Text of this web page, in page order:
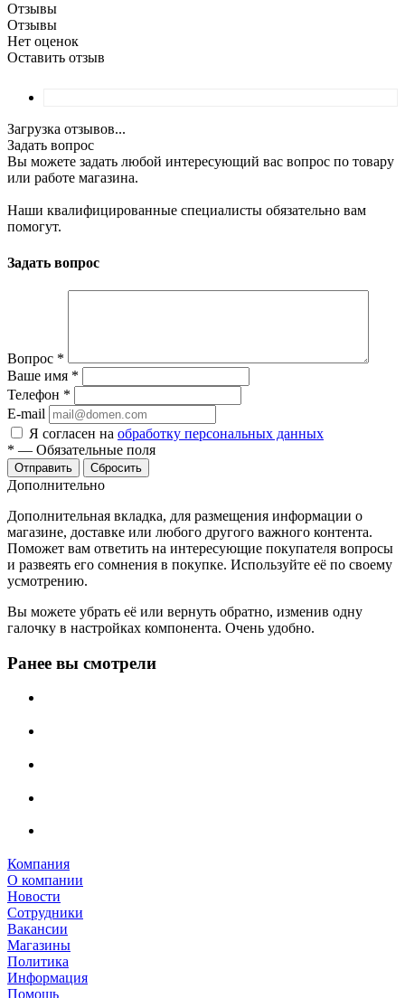
Отзывы
Отзывы
Нет оценок
Оставить отзыв
Загрузка отзывов...
Задать вопрос
Вы можете задать любой интересующий вас вопрос по товару
или работе магазина.
Наши квалифицированные специалисты обязательно вам
помогут.
Задать вопрос
Вопрос *
Ваше имя *
Телефон *
E-mail
Я согласен на обработку персональных данных
* — Обязательные поля
Отправить Сбросить
Дополнительно
Дополнительная вкладка, для размещения информации о
магазине, доставке или любого другого важного контента.
Поможет вам ответить на интересующие покупателя вопросы
и развеять его сомнения в покупке. Используйте её по своему
усмотрению.
Вы можете убрать её или вернуть обратно, изменив одну
галочку в настройках компонента. Очень удобно.
Ранее вы смотрели
Компания
О компании
Новости
Сотрудники
Вакансии
Магазины
Политика
Информация
Помощь